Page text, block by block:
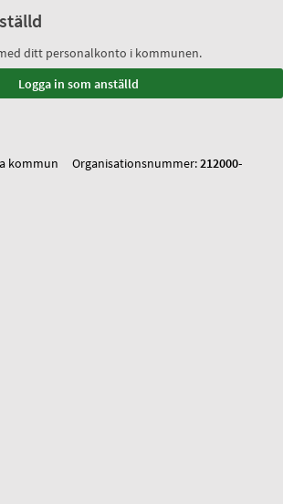
ditt personalkonto i kommunen.
kommun Organisationsnummer:212000-